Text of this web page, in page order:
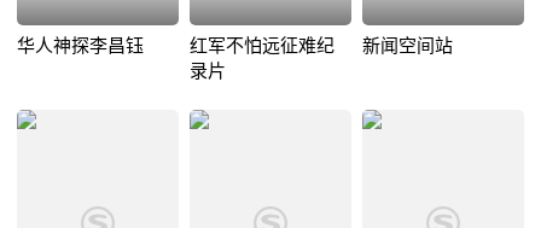
华人神探李昌钰
红军不怕远征难纪
录片
新闻空间站